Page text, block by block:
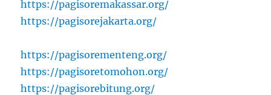
https://pagisoremakassar.org/
https://pagisorejakarta.org/
https://pagisorementeng.org/
https://pagisoretomohon.org/
https://pagisorebitung.org/